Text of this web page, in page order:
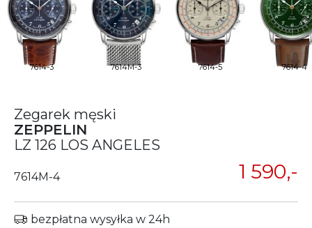
7614-3 7614M-3 7614-5 7614-4
Zegarek męski
ZEPPELIN
LZ 126 LOS ANGELES
7614M-4 1 590,-
bezpłatna wysyłka w 24h